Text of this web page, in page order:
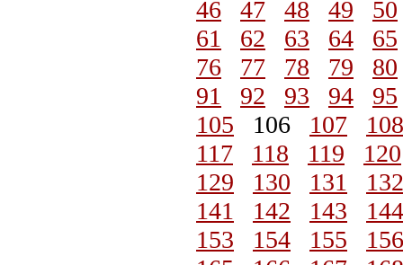
46
47 48 49
50
61
62 63 64
65
76
77 78 79
80
91
92 93 94
95
105 106 107
108
117
118 119
120
129
130 131
132
141
142 143
144
153
154 155
156